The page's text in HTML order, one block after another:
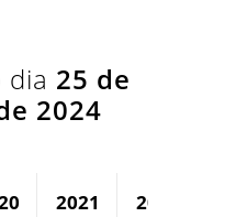
dia 25 de
2024
2021 2022